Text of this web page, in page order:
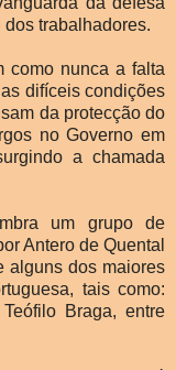
trabalhadores.
como nunca a falta
difíceis condições
da protecção do
no Governo em
a chamada
um grupo de
Antero de Quental
alguns dos maiores
tais como:
Braga, entre